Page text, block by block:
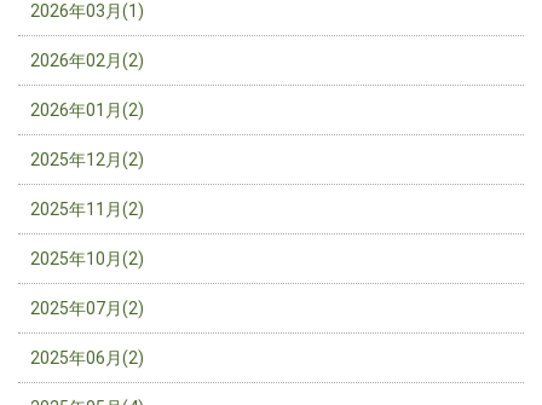
2026年03月(1)
2026年02月(2)
2026年01月(2)
2025年12月(2)
2025年11月(2)
2025年10月(2)
2025年07月(2)
2025年06月(2)